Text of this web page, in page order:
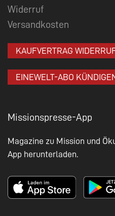
Widerruf
Versandkosten
KAUFVERTRAG
EINEWELT-ABO
Missionspresse-App
Magazine zu Mission und
App herunterladen.